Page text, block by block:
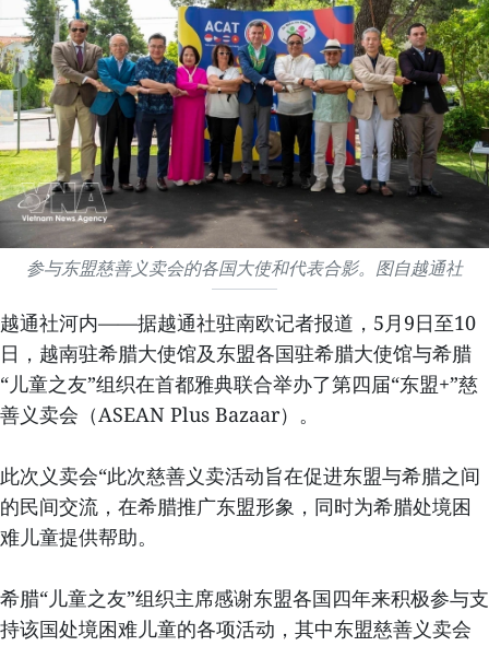
参与东盟慈善义卖会的各国大使和代表合影。图自越通社
越通社河内——据越通社驻南欧记者报道，5月9日至10
日，越南驻希腊大使馆及东盟各国驻希腊大使馆与希腊
“儿童之友”组织在首都雅典联合举办了第四届“东盟+”慈
善义卖会（ASEAN Plus Bazaar）。
此次义卖会“此次慈善义卖活动旨在促进东盟与希腊之间
的民间交流，在希腊推广东盟形象，同时为希腊处境困
难儿童提供帮助。
希腊“儿童之友”组织主席感谢东盟各国四年来积极参与支
持该国处境困难儿童的各项活动，其中东盟慈善义卖会